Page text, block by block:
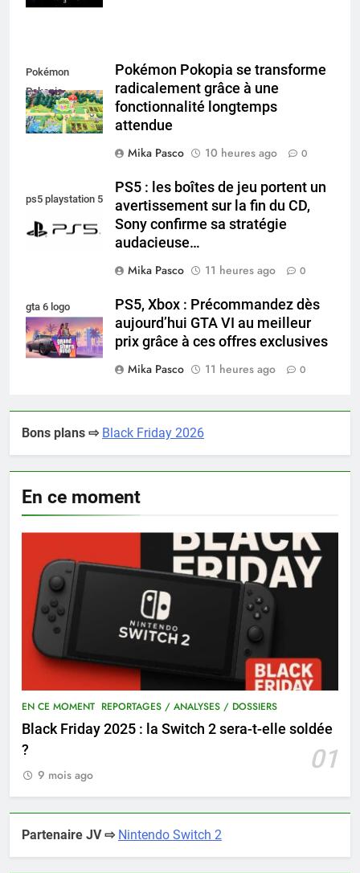
Pokémon
Pokopia
Pokémon Pokopia se transforme
radicalement grâce à une
fonctionnalité longtemps
attendue
Mika Pasco
10 heures ago 0
ps5 playstation 5
PS5 : les boîtes de jeu portent un
avertissement sur la fin du CD,
Sony confirme sa stratégie
audacieuse…
Mika Pasco
11 heures ago 0
gta 6 logo
PS5, Xbox : Précommandez dès
aujourd’hui GTA VI au meilleur
prix grâce à ces offres exclusives
Mika Pasco
11 heures ago 0
Bons plans ⇨ Black Friday 2026
En ce moment
EN CE MOMENT REPORTAGES / ANALYSES / DOSSIERS
Black Friday 2025 : la Switch 2 sera-t-elle soldée
?
01
9 mois ago
Partenaire JV ⇨ Nintendo Switch 2